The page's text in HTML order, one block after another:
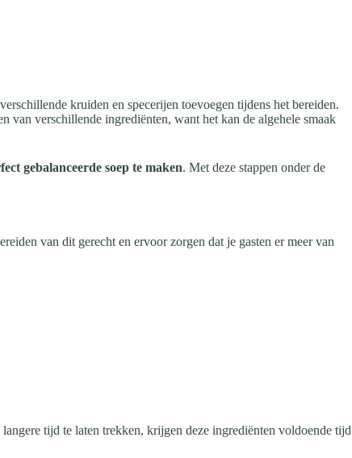
kruiden en specerijen toevoegen tijdens het bereiden.
van verschillende ingrediënten, want het kan de algehele smaak
gebalanceerde soep te maken. Met deze stappen onder de
van dit gerecht en ervoor zorgen dat je gasten er meer van
tijd te laten trekken, krijgen deze ingrediënten voldoende tijd